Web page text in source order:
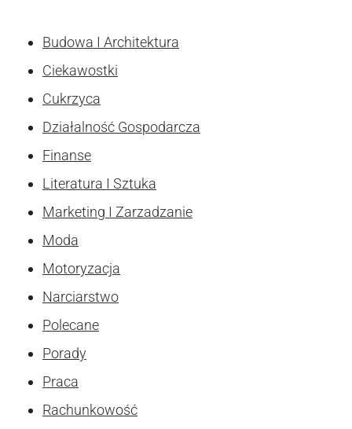
Budowa I Architektura
Ciekawostki
Cukrzyca
Działalność Gospodarcza
Finanse
Literatura I Sztuka
Marketing I Zarzadzanie
Moda
Motoryzacja
Narciarstwo
Polecane
Porady
Praca
Rachunkowość